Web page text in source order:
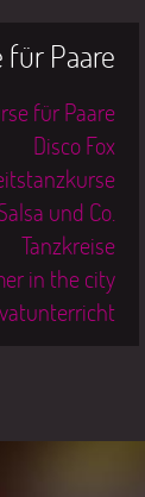
für Paare
für Paare
Disco Fox
und Co.
Tanzkreise
in the city